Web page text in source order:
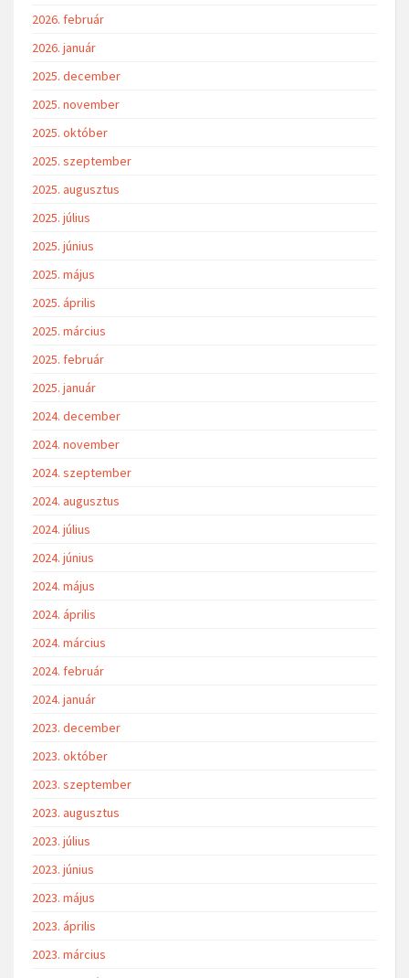
2026. február
2026. január
2025. december
2025. november
2025. október
2025. szeptember
2025. augusztus
2025. július
2025. június
2025. május
2025. április
2025. március
2025. február
2025. január
2024. december
2024. november
2024. szeptember
2024. augusztus
2024. július
2024. június
2024. május
2024. április
2024. március
2024. február
2024. január
2023. december
2023. október
2023. szeptember
2023. augusztus
2023. július
2023. június
2023. május
2023. április
2023. március